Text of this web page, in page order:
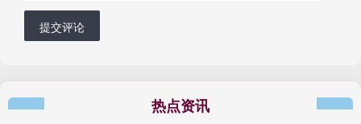
提交评论
热点资讯